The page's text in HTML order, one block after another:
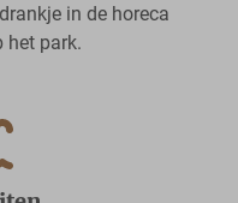
in de horeca
het park.